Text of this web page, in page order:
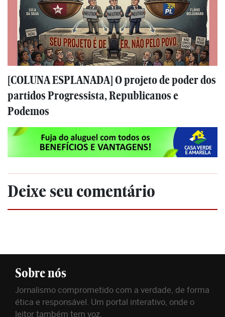
[COLUNA ESPLANADA] O projeto de poder dos
partidos Progressista, Republicanos e
Podemos
Deixe seu comentário
Sobre nós
Jornalismo comprometido com a verdade, de forma
ética e responsável. Um portal interativo, onde o
leitor também tem voz.